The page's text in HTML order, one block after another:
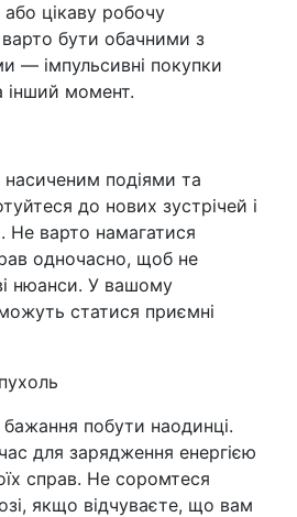
або цікаву робочу
бути обачними з
— імпульсивні покупки
інший момент.
насиченим подіями та
до нових зустрічей і
Не варто намагатися
одночасно, щоб не
нюанси. У вашому
статися приємні
побути наодинці.
для зарядження енергією
справ. Не соромтеся
якщо відчуваєте, що вам